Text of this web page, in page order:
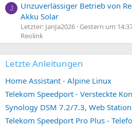
J
Unzuverlässiger Betrieb von
Akku Solar
Letzter: JanJa2026 Gestern um
Reolink
Letzte Anleitungen
Home Assistant - Alpine Linux
Telekom Speedport - Versteckte
Telekom Speedport Pro Plus -